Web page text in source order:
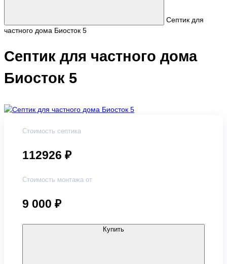
Септик для
частного дома Биосток 5
Септик для частного дома
Биосток 5
Стоимость септика
112926 ₽
Стоимость монтажа от
9 000 ₽
Купить